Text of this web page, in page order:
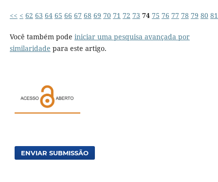
<< < 62 63 64 65 66 67 68 69 70 71 72 73 74 75 76 77 78 79 80 81
Você também pode iniciar uma pesquisa avançada por
similaridade para este artigo.
ENVIAR SUBMISSÃO